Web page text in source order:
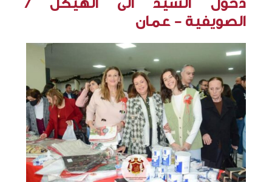
دخول السيد الى الهيكل /
الصويفية - عمان